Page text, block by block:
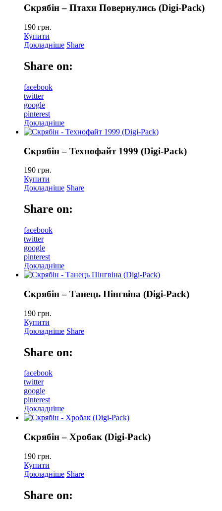
Скрябін – Птахи Повернулись (Digi-Pack)
190 грн.
Купити
Докладніше Share
Share on:
facebook
twitter
google
pinterest
Докладніше
Скрябін – Технофайт 1999 (Digi-Pack)
190 грн.
Купити
Докладніше Share
Share on:
facebook
twitter
google
pinterest
Докладніше
Скрябін – Танець Пiнгвiна (Digi-Pack)
190 грн.
Купити
Докладніше Share
Share on:
facebook
twitter
google
pinterest
Докладніше
Скрябін – Хробак (Digi-Pack)
190 грн.
Купити
Докладніше Share
Share on: